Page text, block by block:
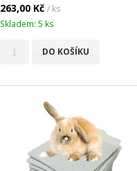
263,00 Kč / ks
Skladem: 5 ks
DO KOŠÍKU